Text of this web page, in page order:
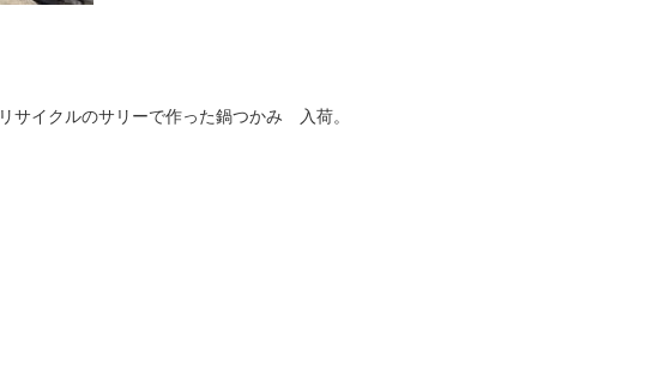
リサイクルのサリーで作った鍋つかみ 入荷。